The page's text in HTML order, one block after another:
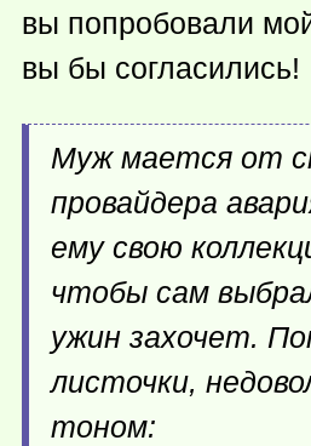
вы попробовали
вы бы согласились!
Муж мается от
провайдера
ему свою
чтобы сам
ужин захочет.
листочки,
тоном: